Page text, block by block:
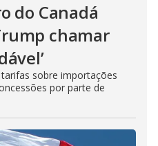
do Canadá
chamar
sobre importações
por parte de